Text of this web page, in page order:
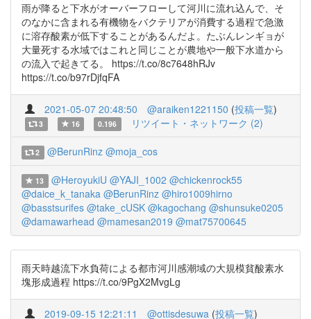
雨が降ると下水がオーバーフローして河川に流れ込んで、そ
のなかに含まれる有機物をバクテリアが消費する過程で急激
に溶存酸素が低下することがあるんだよ。たぶんレンギョが
大量死する水域ではこれと同じことが農地や一般下水道から
の流入で起きてる。 https://t.co/8c7648hRJv
https://t.co/b97rDjfqFA
2021-05-07 20:48:50 @araiken1221150 (投稿一覧)
3 16 0.196 リツイート・ネットワーク (2)
2 @BerunRinz @moja_cos
13 @HeroyukiU @YAJI_1002 @chickenrock55
@daice_k_tanaka @BerunRinz @hiro1009hirno
@basstsurifes @take_cUSK @kagochang @shunsuke0205
@damawarhead @mamesan2019 @mat75700645
雨天時越流下水負荷による都市河川感潮域の大規模貧酸素水
塊形成過程 https://t.co/9PgX2MvgLg
2019-09-15 12:21:11 @ottisdesuwa (投稿一覧)